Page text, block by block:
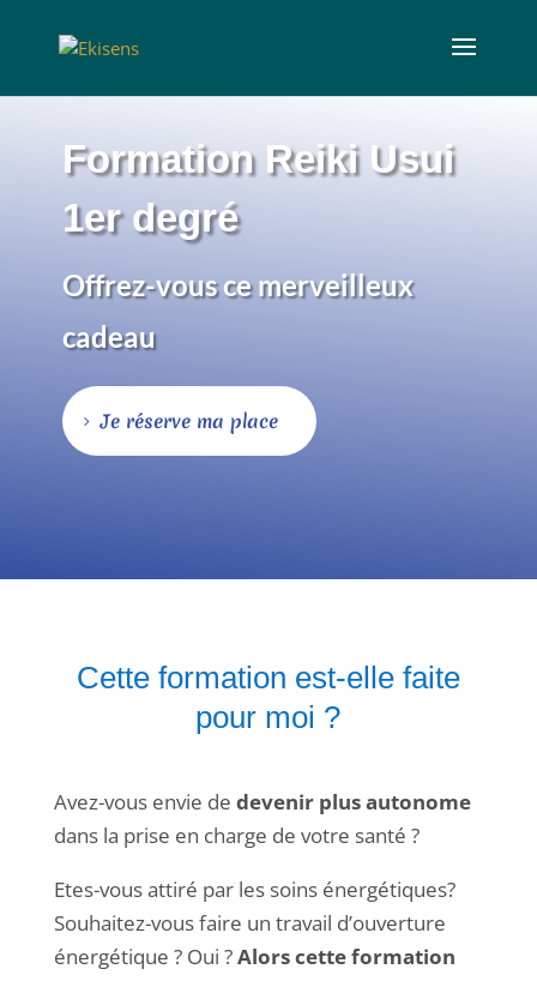
Formation Reiki Usui
1er degré
Offrez-vous ce merveilleux
cadeau
Je réserve ma place
Cette formation est-elle faite
pour moi ?
Avez-vous envie de devenir plus autonome
dans la prise en charge de votre santé ?
Etes-vous attiré par les soins énergétiques?
Souhaitez-vous faire un travail d’ouverture
énergétique ? Oui ?Alors cette formation